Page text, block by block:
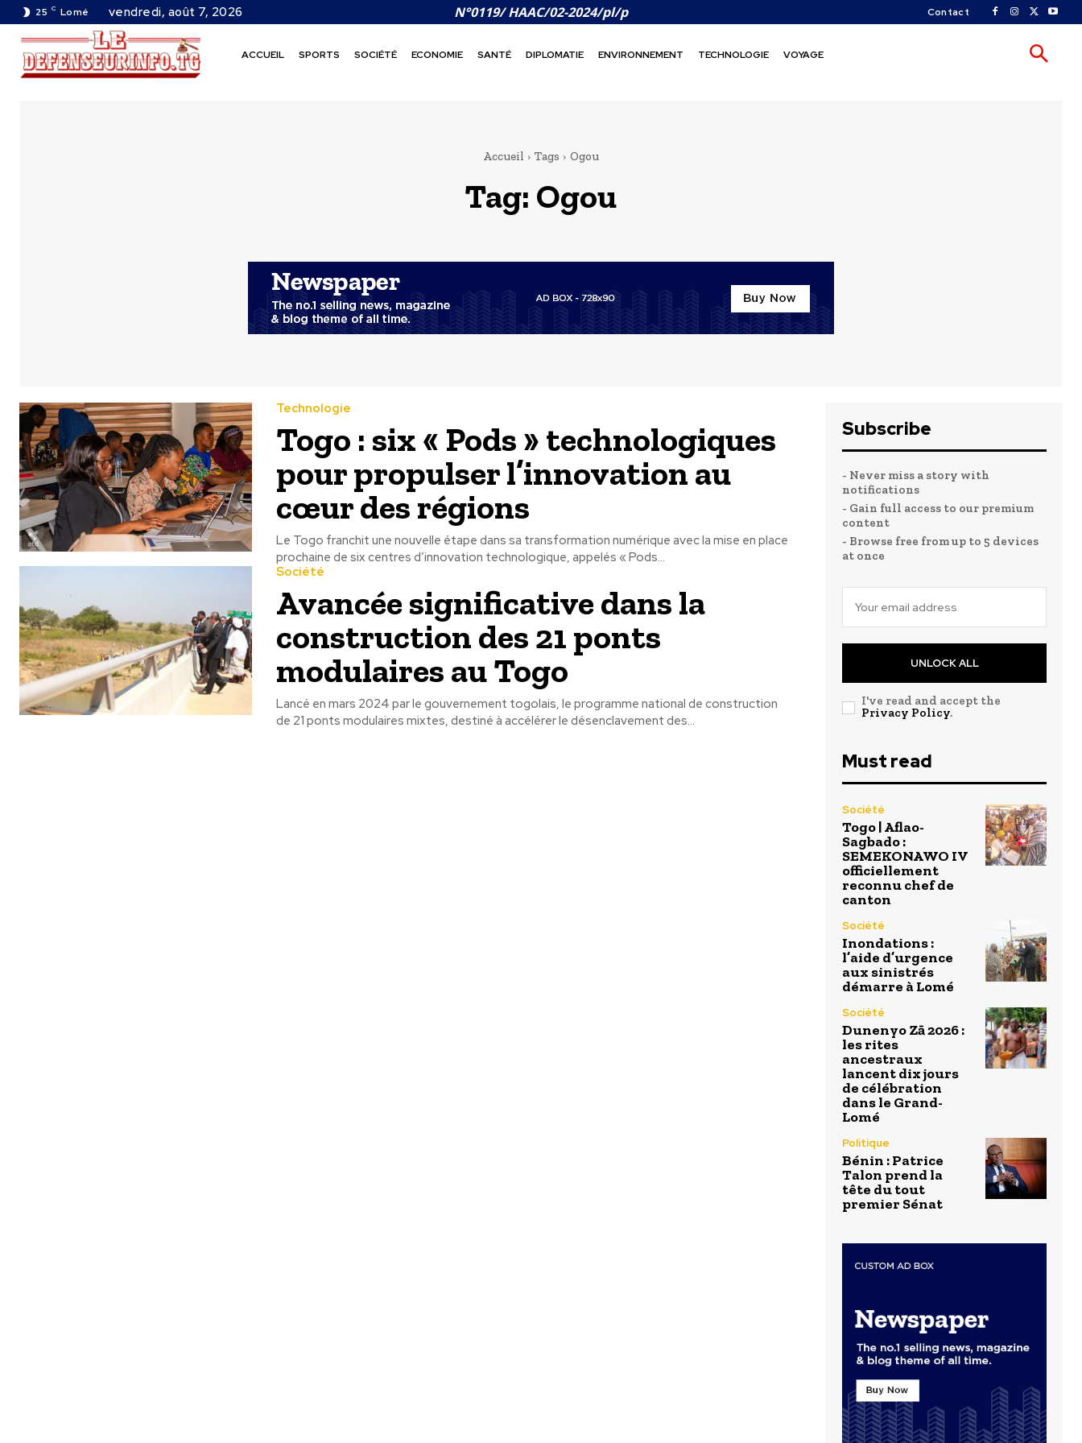
25 C Lomé vendredi, août 7, 2026 N°0119/ HAAC/02-2024/pl/p Contact
ACCUEIL SPORTS SOCIÉTÉ ECONOMIE SANTÉ DIPLOMATIE ENVIRONNEMENT TECHNOLOGIE VOYAGE
Accueil Tags Ogou
Tag: Ogou
Technologie
Togo : six « Pods » technologiques
pour propulser l’innovation au
cœur des régions
Le Togo franchit une nouvelle étape dans sa transformation numérique avec la mise en place
prochaine de six centres d’innovation technologique, appelés « Pods...
Société
Avancée significative dans la
construction des 21 ponts
modulaires au Togo
Lancé en mars 2024 par le gouvernement togolais, le programme national de construction
de 21 ponts modulaires mixtes, destiné à accélérer le désenclavement des...
Subscribe
- Never miss a story with
notifications
- Gain full access to our premium
content
- Browse free from up to 5 devices
at once
UNLOCK ALL
I've read and accept the
Privacy Policy.
Must read
Société
Togo | Aflao-
Sagbado :
SEMEKONAWO IV
officiellement
reconnu chef de
canton
Société
Inondations :
l’aide d’urgence
aux sinistrés
démarre à Lomé
Société
Dunenyo Zā 2026 :
les rites
ancestraux
lancent dix jours
de célébration
dans le Grand-
Lomé
Politique
Bénin : Patrice
Talon prend la
tête du tout
premier Sénat